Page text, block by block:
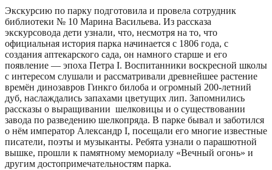
Экскурсию по парку подготовила и провела сотрудник
библиотеки № 10 Марина Васильева. Из рассказа
экскурсовода дети узнали, что, несмотря на то, что
официальная история парка начинается с 1806 года, с
создания аптекарского сада, он намного старше и его
появление — эпоха Петра I. Воспитанники воскресной школы
с интересом слушали и рассматривали древнейшее растение
времён динозавров Гинкго билоба и огромный 200-летний
дуб, наслаждались запахами цветущих лип. Запомнились
рассказы о выращивании шелковицы и о существовании
завода по разведению шелкопряда. В парке бывал и заботился
о нём император Александр I, посещали его многие известные
писатели, поэты и музыканты. Ребята узнали о парашютной
вышке, прошли к памятному мемориалу «Вечный огонь» и
другим достопримечательностям парка.